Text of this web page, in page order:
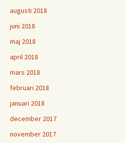
augusti 2018
juni 2018
maj 2018
april 2018
mars 2018
februari 2018
januari 2018
december 2017
november 2017